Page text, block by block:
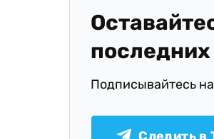
Подписывайтесь